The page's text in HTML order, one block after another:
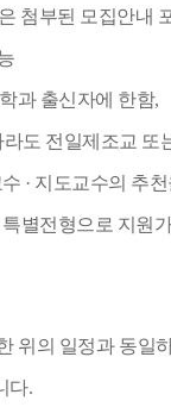
첨부된 모집안내
과 출신자에 한함,
라도 전일제조교 또
· 지도교수의 추
별전형으로 지원
위의 일정과 동일
다.